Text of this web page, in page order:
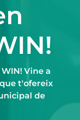
Vine a
t'ofereix
de